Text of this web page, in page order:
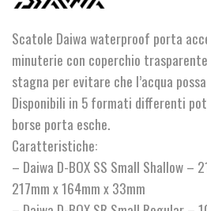
da
€14,00
a
€16,00
Scatole Daiwa waterproof porta
minuterie con coperchio
stagna per evitare che l’acqua
Disponibili in 5 formati differenti
borse porta esche.
Caratteristiche:
– Daiwa D-BOX SS Small Shallow –
217mm x 164mm x 33mm